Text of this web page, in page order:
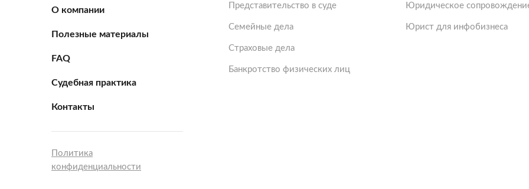
О компании
Полезные материалы
FAQ
Судебная практика
Контакты
Политика
конфиденциальности
Представительство в суде
Семейные дела
Страховые дела
Банкротство физических лиц
Юридическое
Юрист для инфобизнеса